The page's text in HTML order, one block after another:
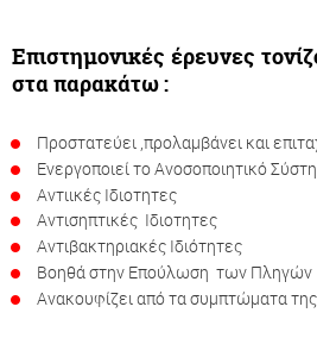
Επιστημονικές έρευνες
στα παρακάτω :
Προστατεύει ,προλαμβάνει και
Ενεργοποιεί το Ανοσοποιητικό
Αντιικές Ιδιοτητες
Αντισηπτικές Ιδιοτητες
Αντιβακτηριακές Ιδιότητες
Βοηθά στην Επούλωση των Πληγών
Ανακουφίζει από τα συμπτώματα